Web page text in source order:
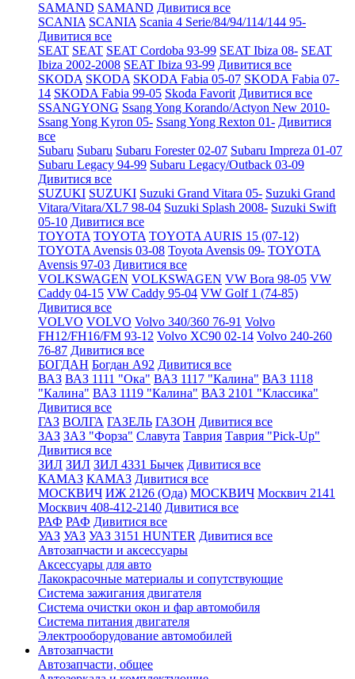
SAMAND SAMAND Дивитися все
SCANIA SCANIA Scania 4 Serie/84/94/114/144 95-
Дивитися все
SEAT SEAT SEAT Cordoba 93-99 SEAT Ibiza 08- SEAT
Ibiza 2002-2008 SEAT Ibiza 93-99 Дивитися все
SKODA SKODA SKODA Fabia 05-07 SKODA Fabia 07-
14 SKODA Fabia 99-05 Skoda Favorit Дивитися все
SSANGYONG Ssang Yong Korando/Actyon New 2010-
Ssang Yong Kyron 05- Ssang Yong Rexton 01- Дивитися
все
Subaru Subaru Subaru Forester 02-07 Subaru Impreza 01-07
Subaru Legacy 94-99 Subaru Legacy/Outback 03-09
Дивитися все
SUZUKI SUZUKI Suzuki Grand Vitara 05- Suzuki Grand
Vitara/Vitara/XL7 98-04 Suzuki Splash 2008- Suzuki Swift
05-10 Дивитися все
TOYOTA TOYOTA TOYOTA AURIS 15 (07-12)
TOYOTA Avensis 03-08 Toyota Avensis 09- TOYOTA
Avensis 97-03 Дивитися все
VOLKSWAGEN VOLKSWAGEN VW Bora 98-05 VW
Caddy 04-15 VW Caddy 95-04 VW Golf 1 (74-85)
Дивитися все
VOLVO VOLVO Volvo 340/360 76-91 Volvo
FH12/FH16/FM 93-12 Volvo XC90 02-14 Volvo 240-260
76-87 Дивитися все
БОГДАН Богдан А92 Дивитися все
ВАЗ ВАЗ 1111 "Ока" ВАЗ 1117 "Калина" ВАЗ 1118
"Калина" ВАЗ 1119 "Калина" ВАЗ 2101 "Классика"
Дивитися все
ГАЗ ВОЛГА ГАЗЕЛЬ ГАЗОН Дивитися все
ЗАЗ ЗАЗ "Форза" Славута Таврия Таврия "Pick-Up"
Дивитися все
ЗИЛ ЗИЛ ЗИЛ 4331 Бычек Дивитися все
КАМАЗ КАМАЗ Дивитися все
МОСКВИЧ ИЖ 2126 (Ода) МОСКВИЧ Москвич 2141
Москвич 408-412-2140 Дивитися все
РАФ РАФ Дивитися все
УАЗ УАЗ УАЗ 3151 HUNTER Дивитися все
Автозапчасти и аксессуары
Аксессуары для авто
Лакокрасочные материалы и сопутствующие
Система зажигания двигателя
Система очистки окон и фар автомобиля
Система питания двигателя
Электрооборудование автомобилей
Автозапчасти
Автозапчасти, общее